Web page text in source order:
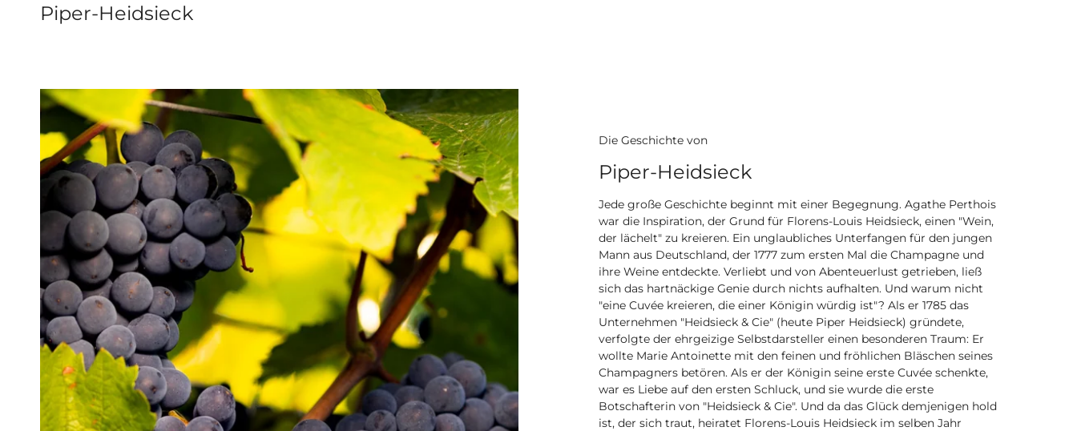
Piper-Heidsieck
Die Geschichte von
Piper-Heidsieck
Jede große Geschichte beginnt mit einer Begegnung. Agathe Perthois
war die Inspiration, der Grund für Florens-Louis Heidsieck, einen "Wein,
der lächelt" zu kreieren. Ein unglaubliches Unterfangen für den jungen
Mann aus Deutschland, der 1777 zum ersten Mal die Champagne und
ihre Weine entdeckte. Verliebt und von Abenteuerlust getrieben, ließ
sich das hartnäckige Genie durch nichts aufhalten. Und warum nicht
"eine Cuvée kreieren, die einer Königin würdig ist"? Als er 1785 das
Unternehmen "Heidsieck & Cie" (heute Piper Heidsieck) gründete,
verfolgte der ehrgeizige Selbstdarsteller einen besonderen Traum: Er
wollte Marie Antoinette mit den feinen und fröhlichen Bläschen seines
Champagners betören. Als er der Königin seine erste Cuvée schenkte,
war es Liebe auf den ersten Schluck, und sie wurde die erste
Botschafterin von "Heidsieck & Cie". Und da das Glück demjenigen hold
ist, der sich traut, heiratet Florens-Louis Heidsieck im selben Jahr